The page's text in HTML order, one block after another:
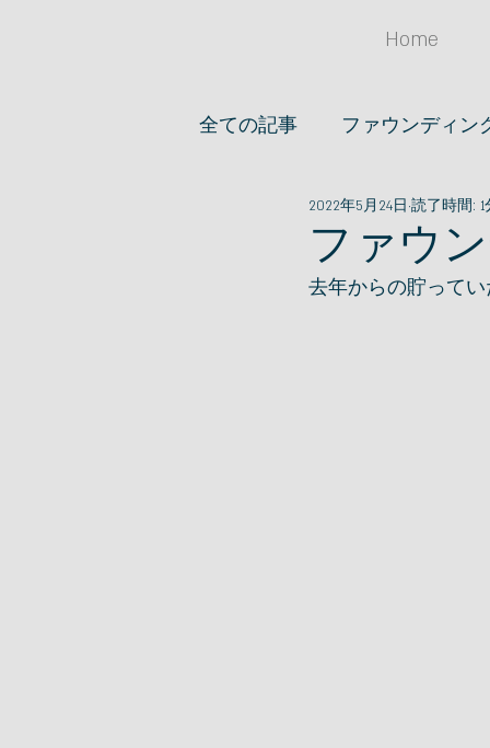
Home
全ての記事 ファウンディン
オススメノオ店 アイデ
ファッション 文房具
ファウ
2022年5月24日 読了時間: 1
去年からの貯って